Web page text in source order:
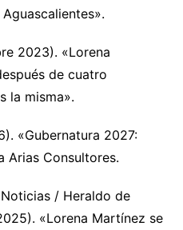
2023). «Lorena
de cuatro
la misma».
«Gubernatura 2027:
Arias Consultores.
/ Heraldo de
«Lorena Martínez se